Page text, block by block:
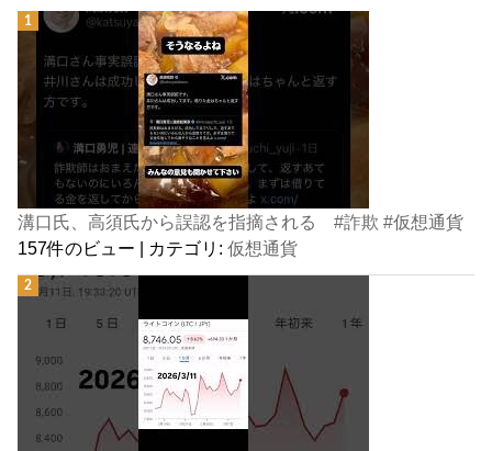
溝口氏、高須氏から誤認を指摘される #詐欺 #仮想通貨
157件のビュー | カテゴリ:仮想通貨